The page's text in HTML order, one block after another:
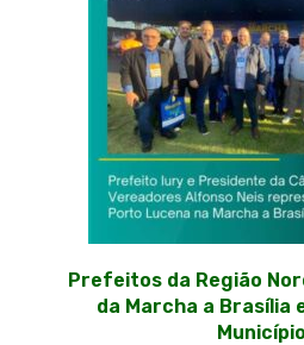
Prefeitos da Região
da Marcha a Brasília